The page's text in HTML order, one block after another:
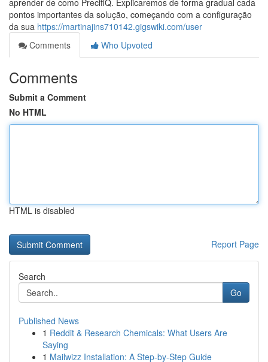
aprender de como PrecifiQ. Explicaremos de forma gradual cada
pontos importantes da solução, começando com a configuração
da sua https://martinajins710142.gigswiki.com/user
Comments
Who Upvoted
Comments
Submit a Comment
No HTML
HTML is disabled
Report Page
Search
Go
Published News
1 Reddit & Research Chemicals: What Users Are
Saying
1 Mailwizz Installation: A Step-by-Step Guide